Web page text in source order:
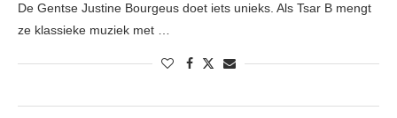
De Gentse Justine Bourgeus doet iets unieks. Als Tsar B mengt
ze klassieke muziek met …